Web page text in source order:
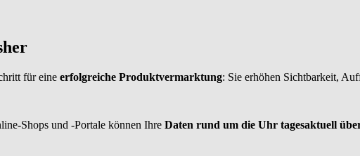
für eine erfolgreiche Produktvermarktung: Sie erhöhen Sichtbarkeit,
Shops und -Portale können Ihre Daten rund um die Uhr tagesaktuell